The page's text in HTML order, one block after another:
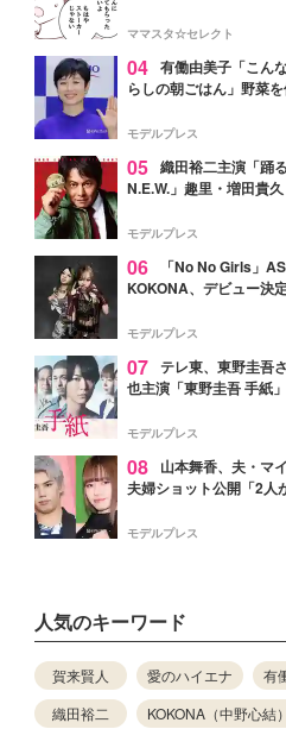
ママスタ☆セレクト
04 有働由美子「こん
らしの朝ごはん」野菜
そう」と反響
モデルプレス
05 織田裕二主演「踊
N.E.W.」趣里・増田貴
徴する“謎のキーワード”も
モデルプレス
06
「No No Girls」
KOKONA、デビュー決
リリースへ
モデルプレス
07 テレ東、東野圭吾
也主演「東野圭吾 手紙
モデルプレス
08
山本舞香、夫・マ
夫婦ショット公開「2人
モデルプレス
人気のキーワード
賀来賢人 愛のハイエナ
有
織田裕二
KOKONA（中野心結）